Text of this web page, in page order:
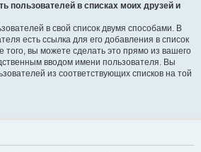
пользователей в списках моих друзей и
в свой список двумя способами. В
есть ссылка для его добавления в список
того, вы можете сделать это прямо из вашего
вводом имени пользователя. Вы
из соответствующих списков на той